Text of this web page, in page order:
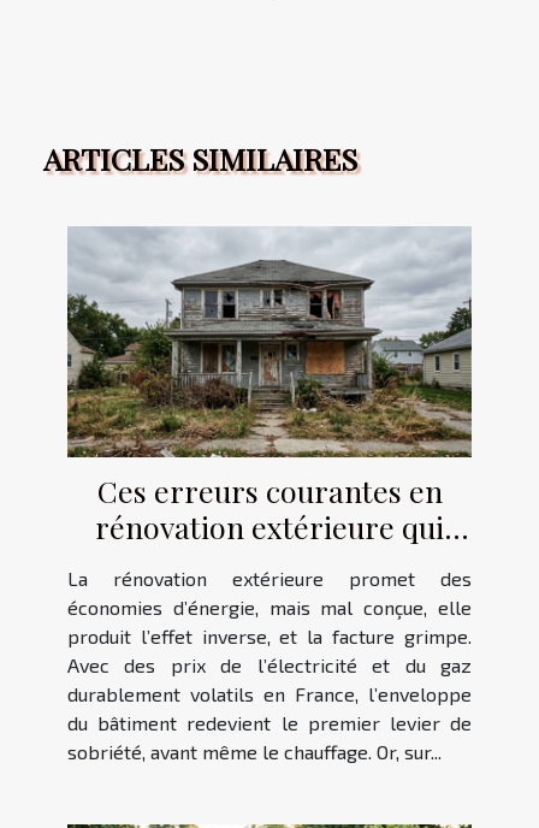
ARTICLES SIMILAIRES
Ces erreurs courantes en
rénovation extérieure qui
font grimper la facture
énergétique
La rénovation extérieure promet des
économies d’énergie, mais mal conçue, elle
produit l’effet inverse, et la facture grimpe.
Avec des prix de l’électricité et du gaz
durablement volatils en France, l’enveloppe
du bâtiment redevient le premier levier de
sobriété, avant même le chauffage. Or, sur...